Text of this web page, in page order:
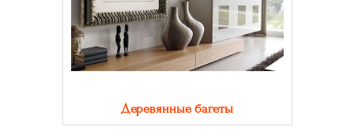
Деревянные багеты